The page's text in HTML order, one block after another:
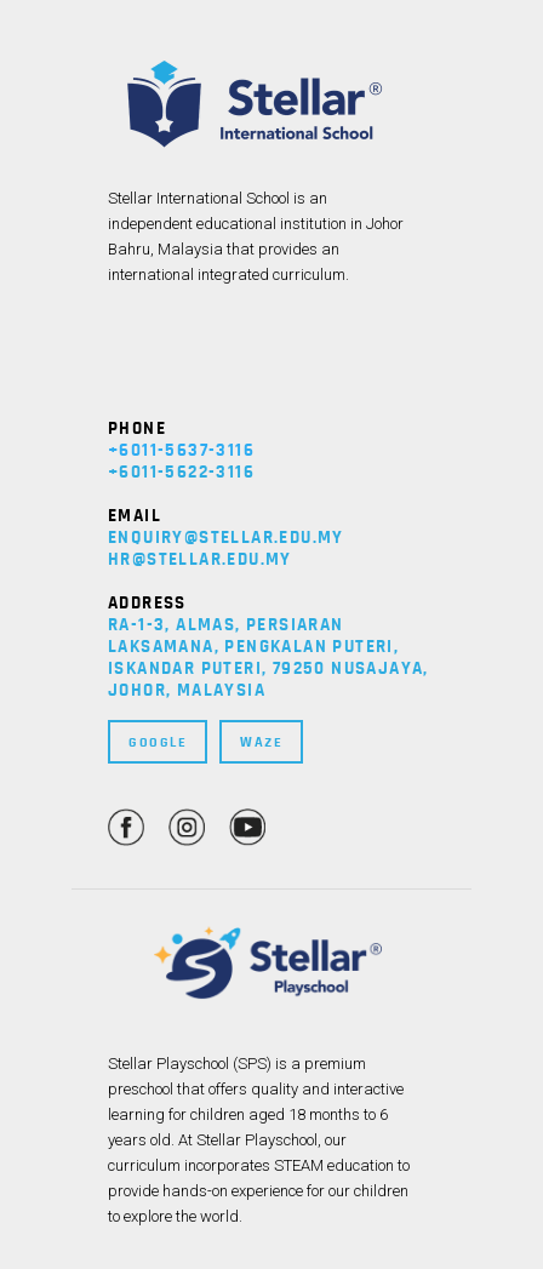
Stellar International School is an
independent educational institution in Johor
Bahru, Malaysia that provides an
international integrated curriculum.
PHONE
+6011-5637-3116
+6011-5622-3116
EMAIL
ENQUIRY@STELLAR.EDU.MY
HR@STELLAR.EDU.MY
ADDRESS
RA-1-3, ALMAS, PERSIARAN
LAKSAMANA, PENGKALAN PUTERI,
ISKANDAR PUTERI, 79250 NUSAJAYA,
JOHOR, MALAYSIA
GOOGLE WAZE
Stellar Playschool (SPS) is a premium
preschool that offers quality and interactive
learning for children aged 18 months to 6
years old. At Stellar Playschool, our
curriculum incorporates STEAM education to
provide hands-on experience for our children
to explore the world.